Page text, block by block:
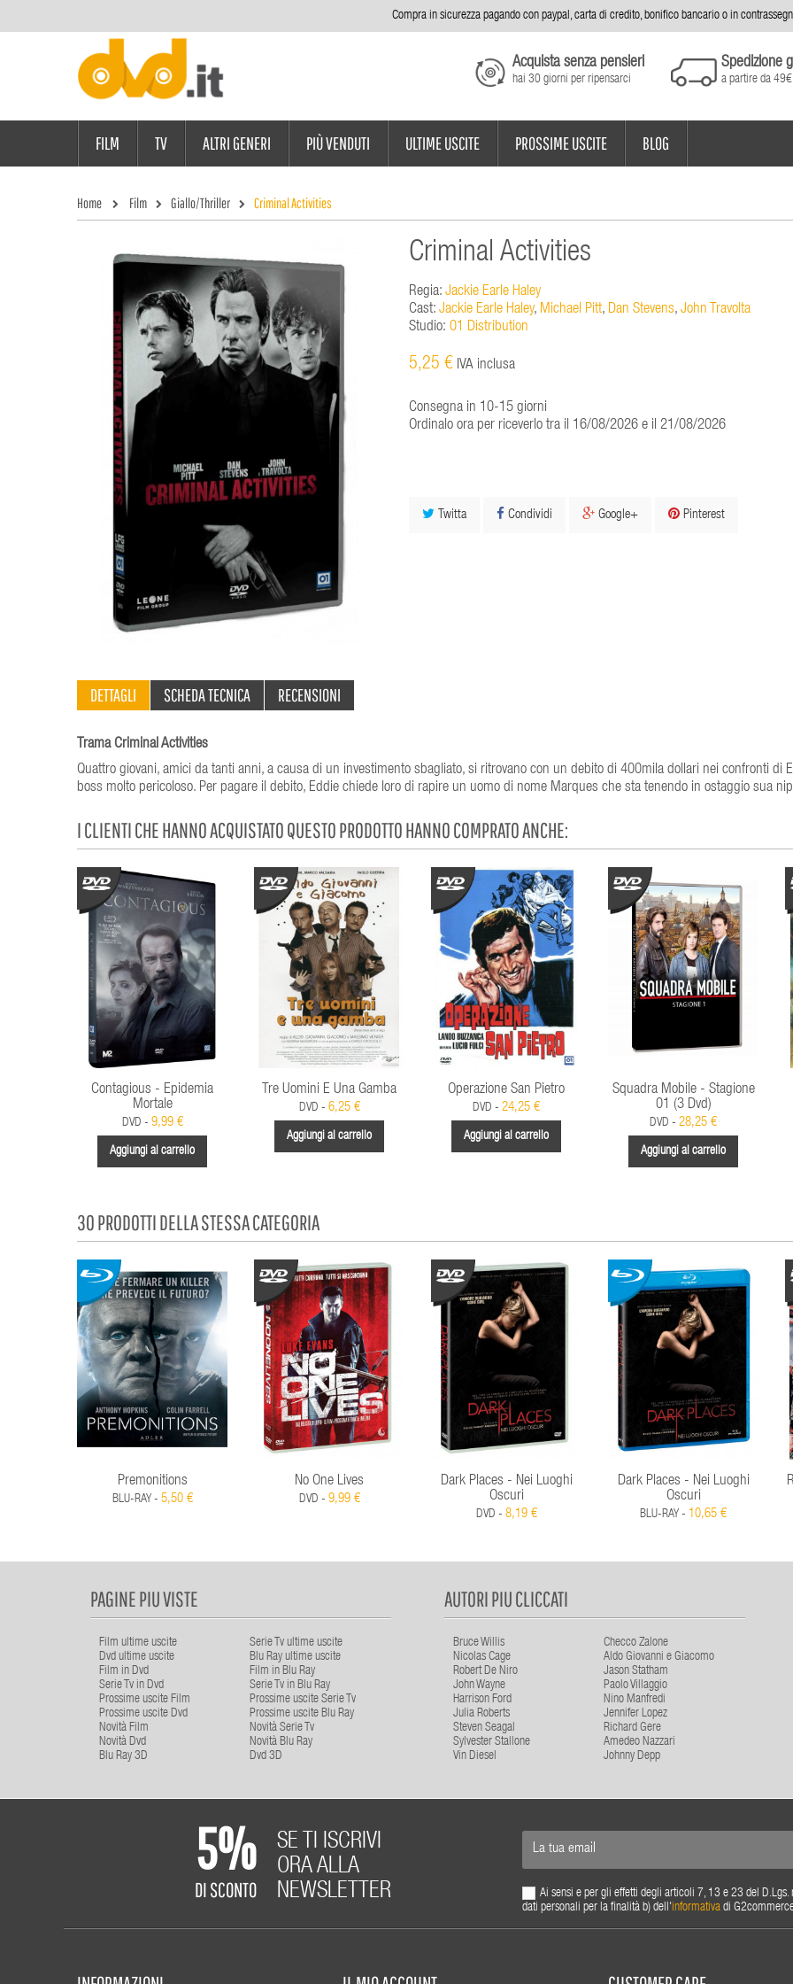
Compra in sicurezza pagando con paypal, carta di credito, bonifico bancario o in
Acquista senza pensieri
hai 30 giorni per ripensarci
Spedizione
a partire da 49€
FILM TV ALTRI GENERI PIÙ VENDUTI ULTIME USCITE PROSSIME USCITE BLOG
Home Film Giallo/Thriller Criminal Activities
Criminal Activities
Regia: Jackie Earle Haley
Cast: Jackie Earle Haley, Michael Pitt, Dan Stevens, John Travolta
Studio: 01 Distribution
5,25 € IVA inclusa
Consegna in 10-15 giorni
Ordinalo ora per riceverlo tra il 16/08/2026 e il 21/08/2026
Twitta Condividi Google+ Pinterest
DETTAGLI SCHEDA TECNICA RECENSIONI
Trama Criminal Activities
Quattro giovani, amici da tanti anni, a causa di un investimento sbagliato, si ritrovano con un debito di 400mila dollari nei confronti di
boss molto pericoloso. Per pagare il debito, Eddie chiede loro di rapire un uomo di nome Marques che sta tenendo in ostaggio sua
I CLIENTI CHE HANNO ACQUISTATO QUESTO PRODOTTO HANNO COMPRATO ANCHE:
Contagious - Epidemia
Mortale
DVD - 9,99 €
Aggiungi al carrello
Tre Uomini E Una Gamba
DVD - 6,25 €
Aggiungi al carrello
Operazione San Pietro
DVD - 24,25 €
Aggiungi al carrello
Squadra Mobile - Stagione
01 (3 Dvd)
DVD - 28,25 €
Aggiungi al carrello
30 PRODOTTI DELLA STESSA CATEGORIA
Premonitions
BLU-RAY - 5,50 €
No One Lives
DVD - 9,99 €
Dark Places - Nei Luoghi
Oscuri
DVD - 8,19 €
Dark Places - Nei Luoghi
Oscuri
BLU-RAY - 10,65 €
PAGINE PIU VISTE
Film ultime uscite
Serie Tv ultime uscite
Dvd ultime uscite
Blu Ray ultime uscite
Film in Dvd
Film in Blu Ray
Serie Tv in Dvd
Serie Tv in Blu Ray
Prossime uscite Film
Prossime uscite Serie Tv
Prossime uscite Dvd
Prossime uscite Blu Ray
Novità Film
Novità Serie Tv
Novità Dvd
Novità Blu Ray
Blu Ray 3D
Dvd 3D
AUTORI PIU CLICCATI
Bruce Willis
Checco Zalone
Nicolas Cage
Aldo Giovanni e Giacomo
Robert De Niro
Jason Statham
John Wayne
Paolo Villaggio
Harrison Ford
Nino Manfredi
Julia Roberts
Jennifer Lopez
Steven Seagal
Richard Gere
Sylvester Stallone
Amedeo Nazzari
Vin Diesel
Johnny Depp
5%
DI SCONTO
SE TI ISCRIVI
ORA ALLA
NEWSLETTER
Ai sensi e per gli effetti degli articoli 7, 13 e 23 del
dati personali per la finalità b) dell'informativadi